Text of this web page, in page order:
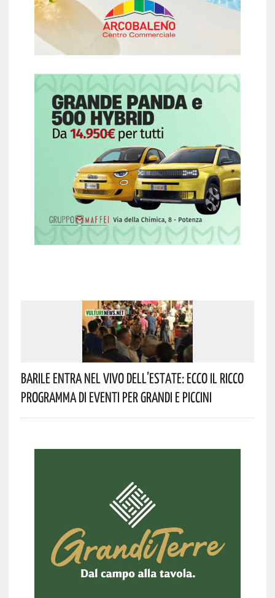
Barile Entra Nel Vivo Dell’estate: Ecco Il Ricco
Programma Di Eventi Per Grandi E Piccini